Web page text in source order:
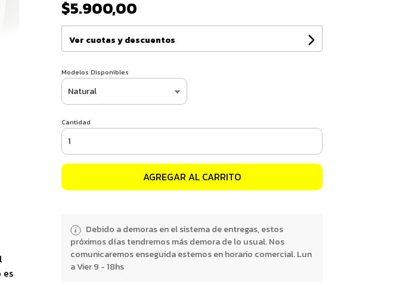
$5.900,00
Ver cuotas y descuentos
Modelos Disponibles
Cantidad
AGREGAR AL CARRITO
Debido a demoras en el sistema de entregas, estos
próximos días tendremos más demora de lo usual. Nos
comunicaremos enseguida estemos en horario comercial. Lun
a Vier 9 - 18hs